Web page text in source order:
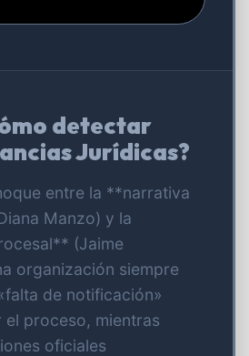
detectar
Jurídicas?
entre la **narrativa
Manzo) y la
(Jaime
organización siempre
de notificación»
el proceso, mientras
oficiales